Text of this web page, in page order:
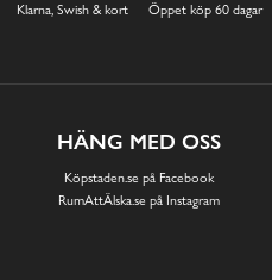
Klarna, Swish & kort Öppet köp 60 dagar
HÄNG MED OSS
Köpstaden.se på Facebook
RumAttÄlska.se på Instagram